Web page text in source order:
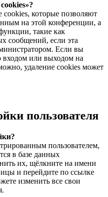
cookies, которые позволяют
на этой конференции, а
такие как
сообщений, если эта
Если вы
входом или выходом на
удаление cookies может
пользователя
пользователем,
в базе данных
их, щёлкните на имени
и перейдите по ссылке
изменить все свои